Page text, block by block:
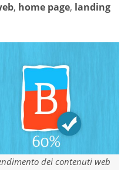
, home page, landing
dei contenuti web